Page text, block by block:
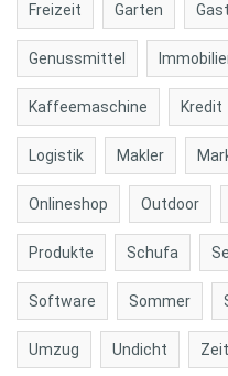
Freizeit Garten
Genussmittel
Kaffeemaschine Kredit
Logistik Makler
Onlineshop Outdoor
Produkte Schufa
Software Sommer
Umzug Undicht Zeit